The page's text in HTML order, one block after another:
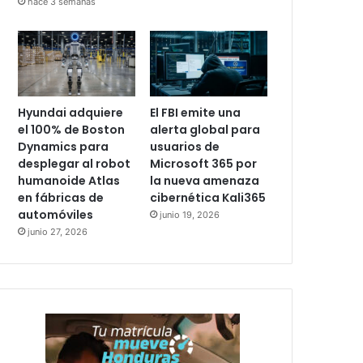
Hyundai adquiere
el 100% de Boston
Dynamics para
desplegar al robot
humanoide Atlas
en fábricas de
automóviles
junio 27, 2026
El FBI emite una
alerta global para
usuarios de
Microsoft 365 por
la nueva amenaza
cibernética Kali365
junio 19, 2026